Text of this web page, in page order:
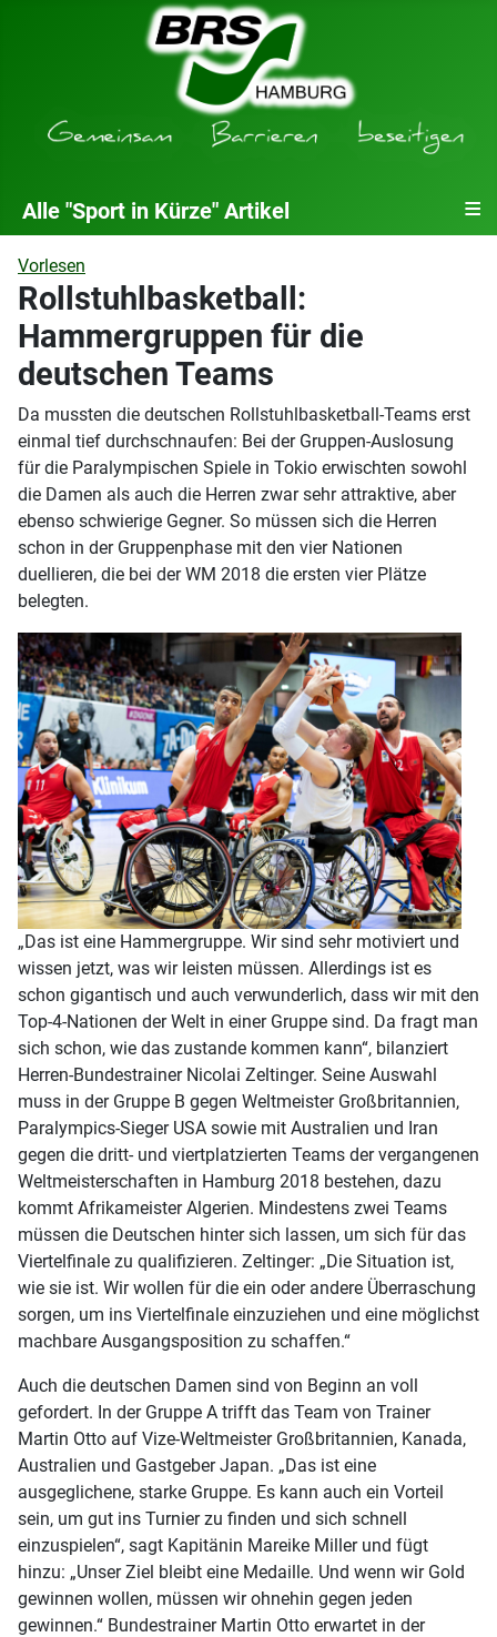
Alle "Sport in Kürze" Artikel ≡
Vorlesen
Rollstuhlbasketball:
Hammergruppen für die
deutschen Teams
Da mussten die deutschen Rollstuhlbasketball-Teams erst
einmal tief durchschnaufen: Bei der Gruppen-Auslosung
für die Paralympischen Spiele in Tokio erwischten sowohl
die Damen als auch die Herren zwar sehr attraktive, aber
ebenso schwierige Gegner. So müssen sich die Herren
schon in der Gruppenphase mit den vier Nationen
duellieren, die bei der WM 2018 die ersten vier Plätze
belegten.
„Das ist eine Hammergruppe. Wir sind sehr motiviert und
wissen jetzt, was wir leisten müssen. Allerdings ist es
schon gigantisch und auch verwunderlich, dass wir mit den
Top-4-Nationen der Welt in einer Gruppe sind. Da fragt man
sich schon, wie das zustande kommen kann“, bilanziert
Herren-Bundestrainer Nicolai Zeltinger. Seine Auswahl
muss in der Gruppe B gegen Weltmeister Großbritannien,
Paralympics-Sieger USA sowie mit Australien und Iran
gegen die dritt- und viertplatzierten Teams der vergangenen
Weltmeisterschaften in Hamburg 2018 bestehen, dazu
kommt Afrikameister Algerien. Mindestens zwei Teams
müssen die Deutschen hinter sich lassen, um sich für das
Viertelfinale zu qualifizieren. Zeltinger: „Die Situation ist,
wie sie ist. Wir wollen für die ein oder andere Überraschung
sorgen, um ins Viertelfinale einzuziehen und eine möglichst
machbare Ausgangsposition zu schaffen.“
Auch die deutschen Damen sind von Beginn an voll
gefordert. In der Gruppe A trifft das Team von Trainer
Martin Otto auf Vize-Weltmeister Großbritannien, Kanada,
Australien und Gastgeber Japan. „Das ist eine
ausgeglichene, starke Gruppe. Es kann auch ein Vorteil
sein, um gut ins Turnier zu finden und sich schnell
einzuspielen“, sagt Kapitänin Mareike Miller und fügt
hinzu: „Unser Ziel bleibt eine Medaille. Und wenn wir Gold
gewinnen wollen, müssen wir ohnehin gegen jeden
gewinnen.“ Bundestrainer Martin Otto erwartet in der